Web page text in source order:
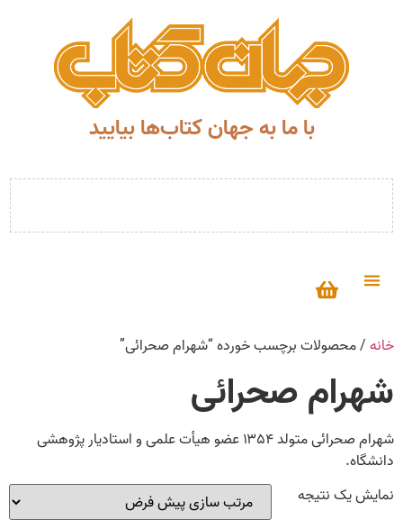
با ما به جهان کتاب‌ها بیایید
خانه / محصولات برچسب خورده “شهرام صحرائی”
شهرام صحرائی
شهرام صحرائی متولد ۱۳۵۴ عضو هیأت علمی و استادیار پژوهشی
دانشگاه.
نمایش یک نتیجه